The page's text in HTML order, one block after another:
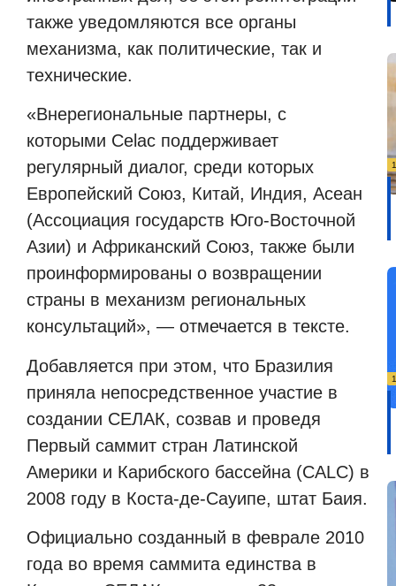
также уведомляются все органы
механизма, как политические, так и
технические.
«Внерегиональные партнеры, с
которыми Celac поддерживает
регулярный диалог, среди которых
Европейский Союз, Китай, Индия, Асеан
(Ассоциация государств Юго-Восточной
Азии) и Африканский Союз, также были
проинформированы о возвращении
страны в механизм региональных
консультаций», — отмечается в тексте.
Добавляется при этом, что Бразилия
приняла непосредственное участие в
создании СЕЛАК, созвав и проведя
Первый саммит стран Латинской
Америки и Карибского бассейна (CALC) в
2008 году в Коста-де-Сауипе, штат Баия.
Официально созданный в феврале 2010
года во время саммита единства в